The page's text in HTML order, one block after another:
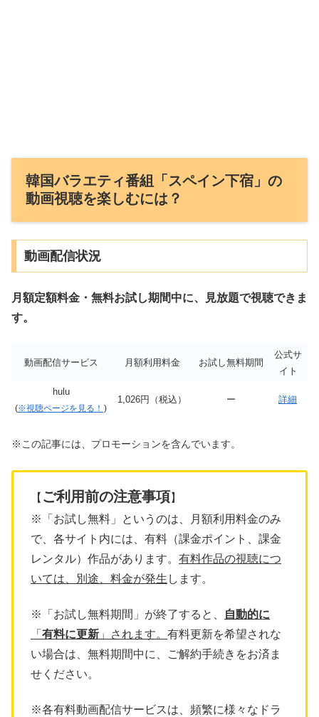
韓国バラエティ番組「スペイン下宿」の
動画視聴を楽しむには？
動画配信状況
月額定額料金・無料お試し期間中に、見放題で視聴できま
す。
動画配信サービス 月額利用料金 お試し無料期間
公式サ
イト
hulu
(※視聴ページを見る！ )
1,026円（税込） ー 詳細
※この記事には、プロモーションを含んでいます。
【 ご利用前の注意事項】
※「お試し無料」というのは、月額利用料金のみ
で、各サイト内には、有料（課金ポイント、課金
レンタル）作品があります。 有料作品の視聴につ
いては、別途、料金が発生 します。
※「お試し無料期間」が終了すると、
自動的に
「 有料に更新 」されます。 有料更新を希望されな
い場合は、無料期間中に、ご解約手続きをお済ま
せください。
※各有料動画配信サービスは、頻繁に様々なドラ